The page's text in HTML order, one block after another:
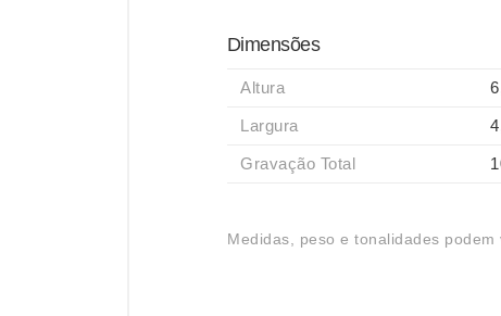
Dimensões
Altura
Largura
Gravação Total
Medidas, peso e tonalidades